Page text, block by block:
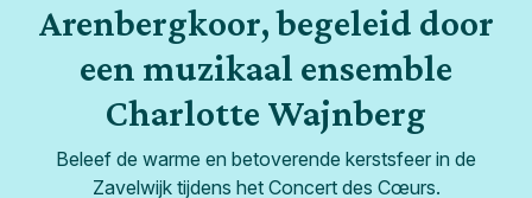
Arenbergkoor, begeleid door
een muzikaal ensemble
Charlotte Wajnberg
Beleef de warme en betoverende kerstsfeer in de
Zavelwijk tijdens het Concert des Cœurs.